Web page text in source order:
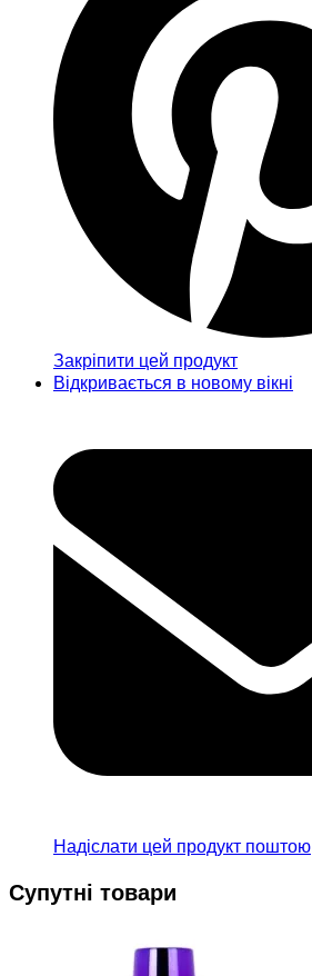
Закріпити цей продукт
Відкривається в новому вікні
Надіслати цей продукт поштою
Супутні товари